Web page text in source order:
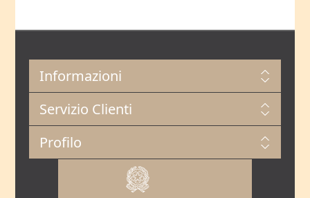
Informazioni
Servizio Clienti
Profilo